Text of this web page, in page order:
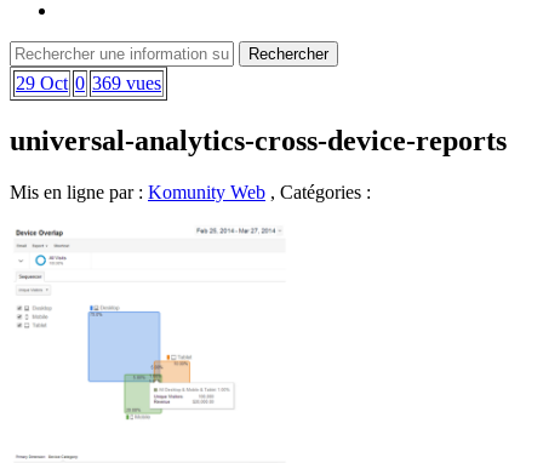
29 Oct 0 369 vues
universal-analytics-cross-device-reports
Mis en ligne par : Komunity Web , Catégories :